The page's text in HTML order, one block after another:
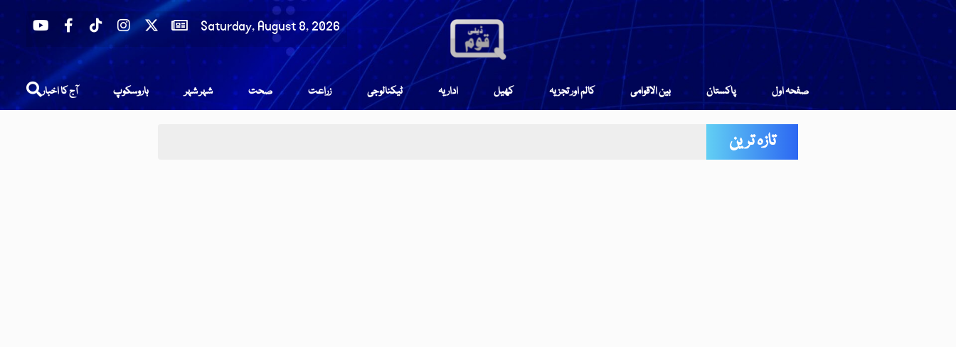
Saturday, August 8, 2026
آج کا اخبار ہاروسکوپ شہر شہر صحت زراعت ٹیکنالوجی اداریہ کھیل کالم اور تجزیہ بین الاقوامی پاکستان صفحہ اول
تازہ ترین